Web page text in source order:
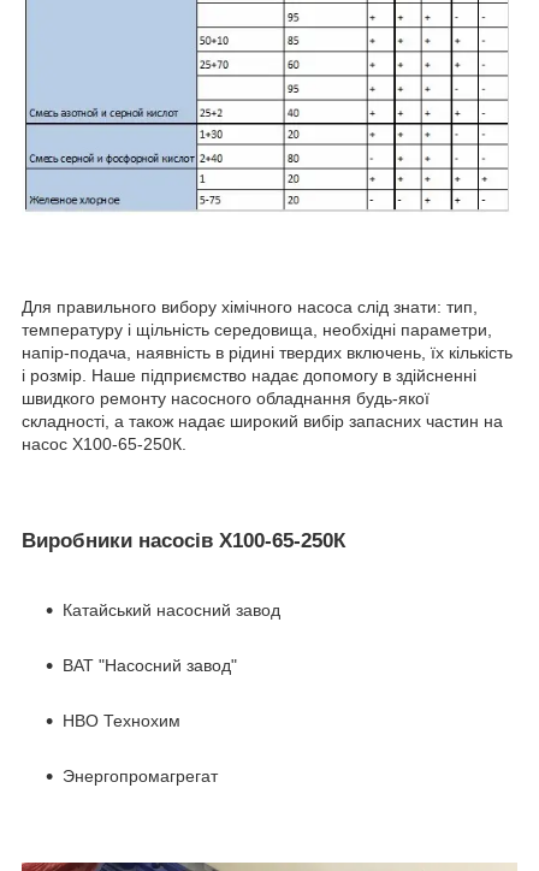
Для правильного вибору хімічного насоса слід знати: тип,
температуру і щільність середовища, необхідні параметри,
напір-подача, наявність в рідині твердих включень, їх кількість
і розмір. Наше підприємство надає допомогу в здійсненні
швидкого ремонту насосного обладнання будь-якої
складності, а також надає широкий вибір запасних частин на
насос Х100-65-250К.
Виробники насосів Х100-65-250К
Катайський насосний завод
ВАТ "Насосний завод"
НВО Технохим
Энергопромагрегат